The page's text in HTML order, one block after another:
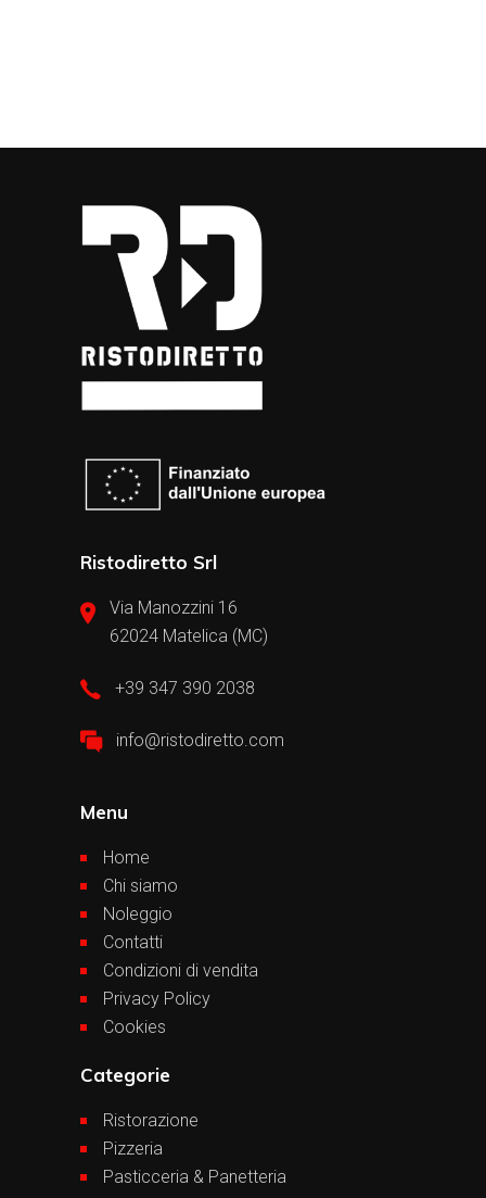
Ristodiretto Srl
Via Manozzini 16
62024 Matelica (MC)
+39 347 390 2038
info@ristodiretto.com
Menu
Home
Chi siamo
Noleggio
Contatti
Condizioni di vendita
Privacy Policy
Cookies
Categorie
Ristorazione
Pizzeria
Pasticceria & Panetteria